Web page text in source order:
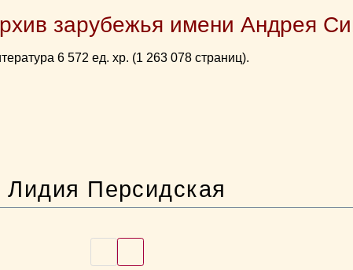
зарубежья имени Андрея
6 572 ед. хр. (1 263 078 страниц).
Лидия Персидская